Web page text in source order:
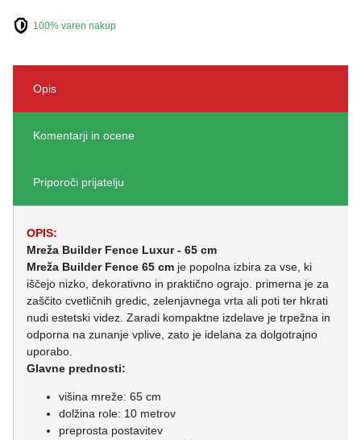
100% varen nakup
Opis
Komentarji in ocene
Priporoči prijatelju
OPIS:
Mreža Builder Fence Luxur - 65 cm
Mreža Builder Fence 65 cm je popolna izbira za vse, ki
iščejo nizko, dekorativno in praktično ograjo. primerna je za
zaščito cvetličnih gredic, zelenjavnega vrta ali poti ter hkrati
nudi estetski videz. Zaradi kompaktne izdelave je trpežna in
odporna na zunanje vplive, zato je idelana za dolgotrajno
uporabo.
Glavne prednosti:
višina mreže: 65 cm
dolžina role: 10 metrov
preprosta postavitev